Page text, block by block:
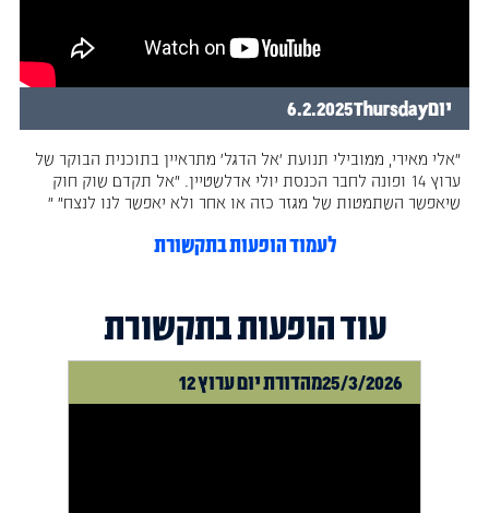
יוםThursday
6.2.2025
"אלי מאירי, ממובילי תנועת ׳אל הדגל׳ מתראיין בתוכנית הבוקר של
ערוץ 14 ופונה לחבר הכנסת יולי אדלשטיין. ״אל תקדם שוק חוק
שיאפשר השתמטות של מגזר כזה או אחר ולא יאפשר לנו לנצח״ "
לעמוד הופעות בתקשורת
עוד הופעות בתקשורת
25/3/2026מהדורת יום ערוץ 12